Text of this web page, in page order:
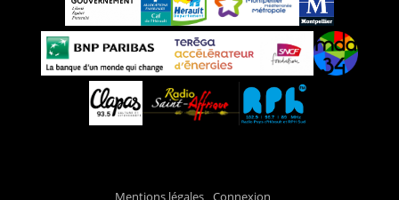
Mentions légales Connexion